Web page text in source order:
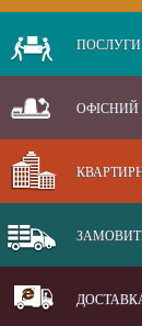
ОФІСНИЙ